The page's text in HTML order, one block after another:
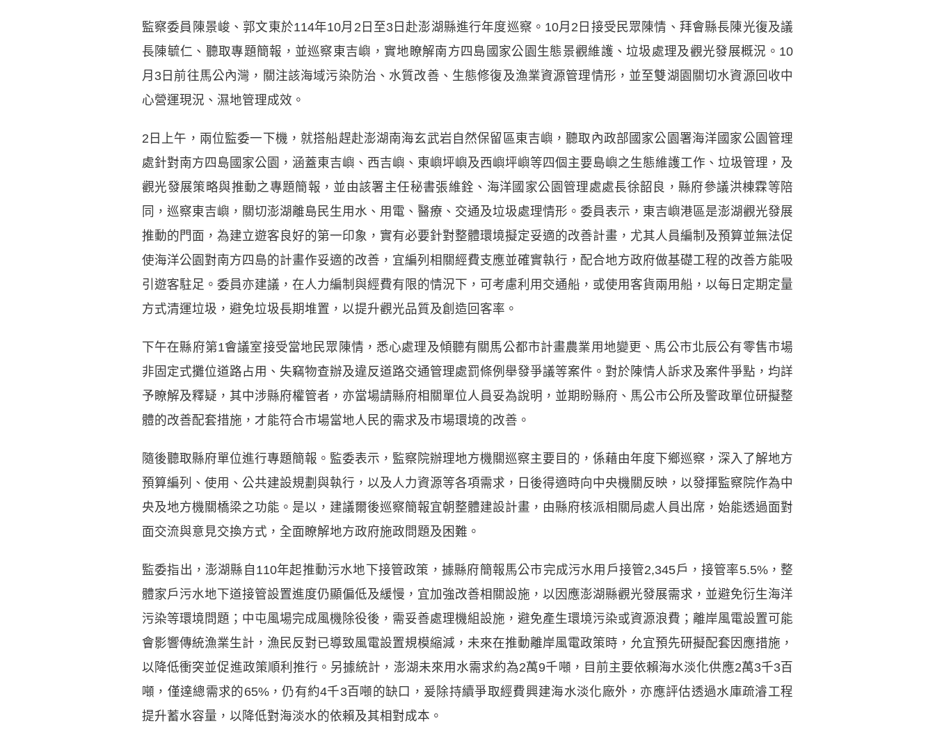
監察委員陳景峻、郭文東於114年10月2日至3日赴澎湖縣進行年度巡察。10月2日接受民眾陳情、拜會縣長陳光復及議
長陳毓仁、聽取專題簡報，並巡察東吉嶼，實地瞭解南方四島國家公園生態景觀維護、垃圾處理及觀光發展概況。10
月3日前往馬公內灣，關注該海域污染防治、水質改善、生態修復及漁業資源管理情形，並至雙湖園關切水資源回收中
心營運現況、濕地管理成效。
2日上午，兩位監委一下機，就搭船趕赴澎湖南海玄武岩自然保留區東吉嶼，聽取內政部國家公園署海洋國家公園管理
處針對南方四島國家公園，涵蓋東吉嶼、西吉嶼、東嶼坪嶼及西嶼坪嶼等四個主要島嶼之生態維護工作、垃圾管理，及
觀光發展策略與推動之專題簡報，並由該署主任秘書張維銓、海洋國家公園管理處處長徐韶良，縣府參議洪棟霖等陪
同，巡察東吉嶼，關切澎湖離島民生用水、用電、醫療、交通及垃圾處理情形。委員表示，東吉嶼港區是澎湖觀光發展
推動的門面，為建立遊客良好的第一印象，實有必要針對整體環境擬定妥適的改善計畫，尤其人員編制及預算並無法促
使海洋公園對南方四島的計畫作妥適的改善，宜編列相關經費支應並確實執行，配合地方政府做基礎工程的改善方能吸
引遊客駐足。委員亦建議，在人力編制與經費有限的情況下，可考慮利用交通船，或使用客貨兩用船，以每日定期定量
方式清運垃圾，避免垃圾長期堆置，以提升觀光品質及創造回客率。
下午在縣府第1會議室接受當地民眾陳情，悉心處理及傾聽有關馬公都市計畫農業用地變更、馬公市北辰公有零售市場
非固定式攤位道路占用、失竊物查辦及違反道路交通管理處罰條例舉發爭議等案件。對於陳情人訴求及案件爭點，均詳
予瞭解及釋疑，其中涉縣府權管者，亦當場請縣府相關單位人員妥為說明，並期盼縣府、馬公市公所及警政單位研擬整
體的改善配套措施，才能符合市場當地人民的需求及市場環境的改善。
隨後聽取縣府單位進行專題簡報。監委表示，監察院辦理地方機關巡察主要目的，係藉由年度下鄉巡察，深入了解地方
預算編列、使用、公共建設規劃與執行，以及人力資源等各項需求，日後得適時向中央機關反映，以發揮監察院作為中
央及地方機關橋梁之功能。是以，建議爾後巡察簡報宜朝整體建設計畫，由縣府核派相關局處人員出席，始能透過面對
面交流與意見交換方式，全面瞭解地方政府施政問題及困難。
監委指出，澎湖縣自110年起推動污水地下接管政策，據縣府簡報馬公市完成污水用戶接管2,345戶，接管率5.5%，整
體家戶污水地下道接管設置進度仍顯偏低及緩慢，宜加強改善相關設施，以因應澎湖縣觀光發展需求，並避免衍生海洋
污染等環境問題；中屯風場完成風機除役後，需妥善處理機組設施，避免產生環境污染或資源浪費；離岸風電設置可能
會影響傳統漁業生計，漁民反對已導致風電設置規模縮減，未來在推動離岸風電政策時，允宜預先研擬配套因應措施，
以降低衝突並促進政策順利推行。另據統計，澎湖未來用水需求約為2萬9千噸，目前主要依賴海水淡化供應2萬3千3百
噸，僅達總需求的65%，仍有約4千3百噸的缺口，爰除持續爭取經費興建海水淡化廠外，亦應評估透過水庫疏濬工程
提升蓄水容量，以降低對海淡水的依賴及其相對成本。